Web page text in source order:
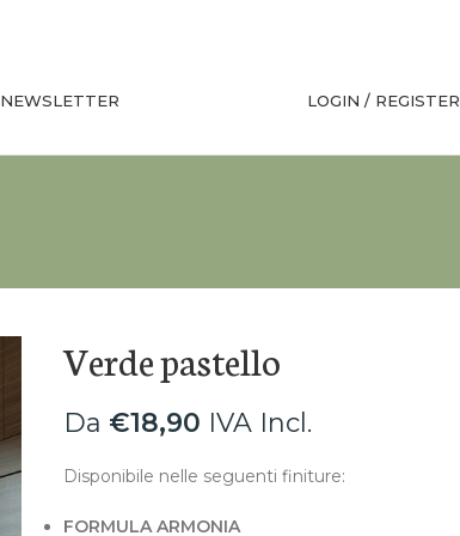
NEWSLETTER LOGIN / REGISTER
Verde pastello
Da €18,90 IVA Incl.
Disponibile nelle seguenti finiture:
FORMULA ARMONIA